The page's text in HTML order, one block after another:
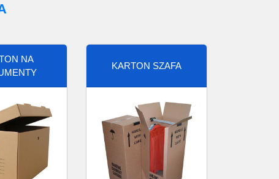
NA
KARTON SZAFA